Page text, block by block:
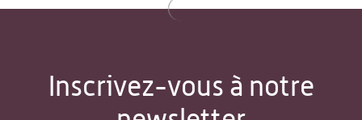
Inscrivez-vous à notre